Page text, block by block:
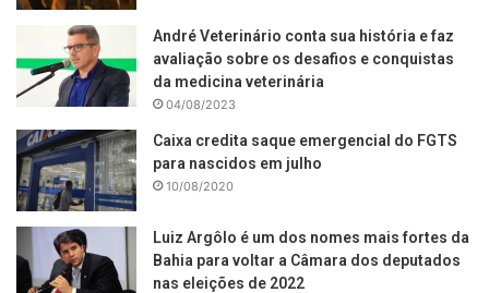
André Veterinário conta sua história e faz
avaliação sobre os desafios e conquistas
da medicina veterinária
04/08/2023
Caixa credita saque emergencial do FGTS
para nascidos em julho
10/08/2020
Luiz Argôlo é um dos nomes mais fortes da
Bahia para voltar a Câmara dos deputados
nas eleições de 2022